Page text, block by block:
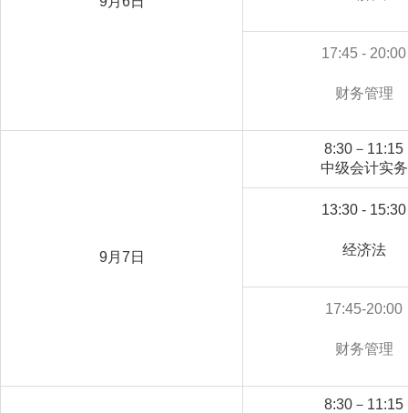
17:45 - 20:00
财务管理
9月7日
8:30－11:15
中级会计实务
13:30 - 15:30
经济法
17:45-20:00
财务管理
8:30－11:15